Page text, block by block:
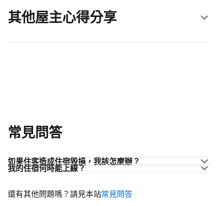
其他屋主心得分享
加入同業的行列
常見問答
如果住客造成住宿毀損，我該怎麼辦？
我的住宿何時能上線？
還有其他問題嗎？請見本站常見問答